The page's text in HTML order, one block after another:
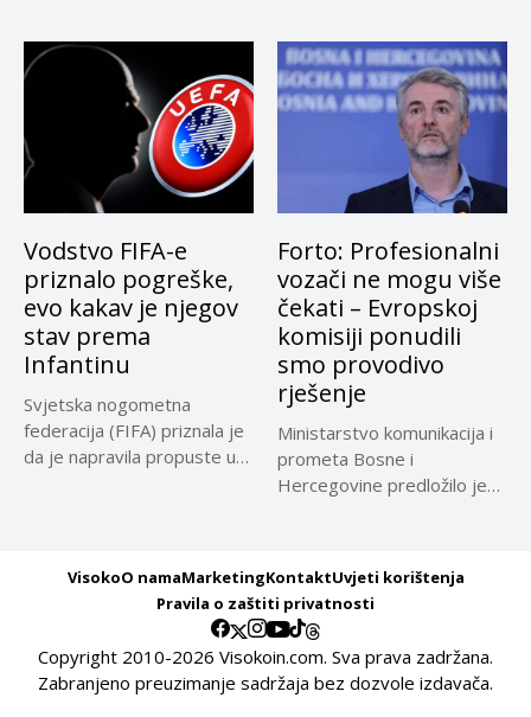
Vodstvo FIFA-e
priznalo pogreške,
evo kakav je njegov
stav prema
Infantinu
Svjetska nogometna
federacija (FIFA) priznala je
da je napravila propuste u
Forto: Profesionalni
vozači ne mogu više
čekati – Evropskoj
komisiji ponudili
smo provodivo
rješenje
Ministarstvo komunikacija i
prometa Bosne i
Hercegovine predložilo je
VisokoO namaMarketingKontaktUvjeti korištenja
Pravila o zaštiti privatnosti
Copyright 2010-2026 Visokoin.com. Sva prava zadržana.
Zabranjeno preuzimanje sadržaja bez dozvole izdavača.